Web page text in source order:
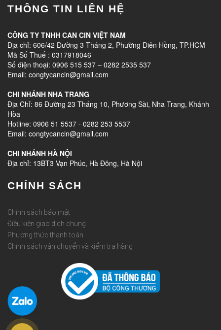
THÔNG TIN LIÊN HỆ
CÔNG TY TNHH CAN CIN VIỆT NAM
Địa chỉ: 606/42 Đường 3 Tháng 2, Phường Diên Hồng, TP.HCM
Mã Số Thuế : 0317918046
Số điện thoại: 0906 515 537 – 0282 2535 537
Email: congtycancin@gmail.com
CHI NHÁNH NHA TRANG
Địa Chỉ: 86 Đường 23 Tháng 10, Phương Sài, Nha Trang, Khánh
Hòa
Hotline: 0906 51 5537 - 0282 253 5537
Email: congtycancin@gmail.com
CHI NHÁNH HÀ NỘI
Địa chỉ: 13BT3 Vạn Phúc, Hà Đông, Hà Nội
CHÍNH SÁCH
Chính sách bảo mật
Điều kiện giao dịch chung
Phương thức thanh toán
Chỉnh sách vận chuyển và kiểm tra hàng
Rèm Quốc Huy